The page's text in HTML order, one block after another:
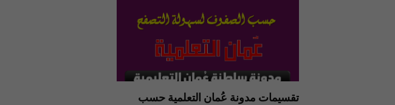
تقسيمات مدونة عُمان التعلمية حسب